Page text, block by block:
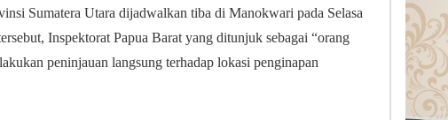
Sumatera Utara dijadwalkan tiba di Manokwari pada Selasa
Inspektorat Papua Barat yang ditunjuk sebagai “orang
peninjauan langsung terhadap lokasi penginapan